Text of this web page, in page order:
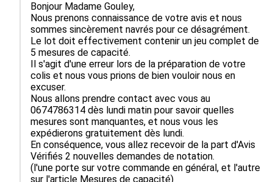
Bonjour Madame Gouley,
Nous prenons connaissance de votre avis et nous
sommes sincèrement navrés pour ce désagrément.
Le lot doit effectivement contenir un jeu complet de
5 mesures de capacité.
Il s'agit d'une erreur lors de la préparation de votre
colis et nous vous prions de bien vouloir nous en
excuser.
Nous allons prendre contact avec vous au
0674786314 dès lundi matin pour savoir quelles
mesures sont manquantes, et nous vous les
expédierons gratuitement dès lundi.
En conséquence, vous allez recevoir de la part d'Avis
Vérifiés 2 nouvelles demandes de notation.
(l'une porte sur votre commande en général, et l'autre
sur l'article Mesures de capacité)